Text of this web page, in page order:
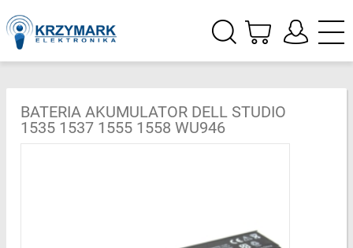
BATERIA AKUMULATOR DELL STUDIO
1535 1537 1555 1558 WU946